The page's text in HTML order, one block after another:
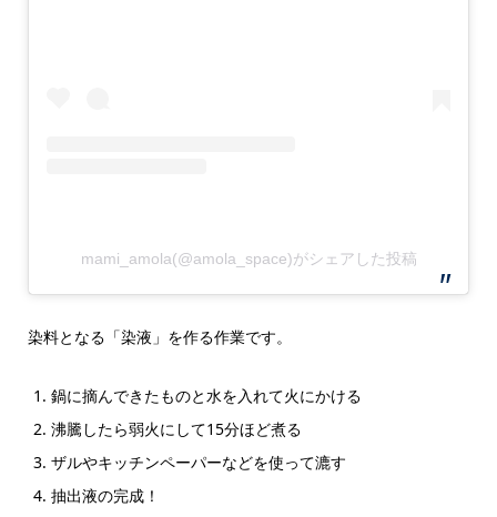
mami_amola(@amola_space)がシェアした投稿
染料となる「染液」を作る作業です。
鍋に摘んできたものと水を入れて火にかける
沸騰したら弱火にして15分ほど煮る
ザルやキッチンペーパーなどを使って漉す
抽出液の完成！